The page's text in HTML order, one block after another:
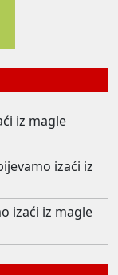
iz magle
izaći iz
izaći iz magle